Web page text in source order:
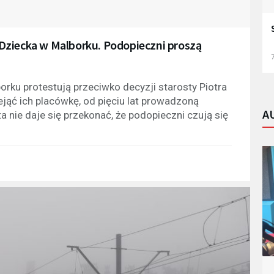
w Malborku. Podopieczni proszą
protestują przeciwko decyzji starosty Piotra
ich placówkę, od pięciu lat prowadzoną
nie daje się przekonać, że podopieczni czują się